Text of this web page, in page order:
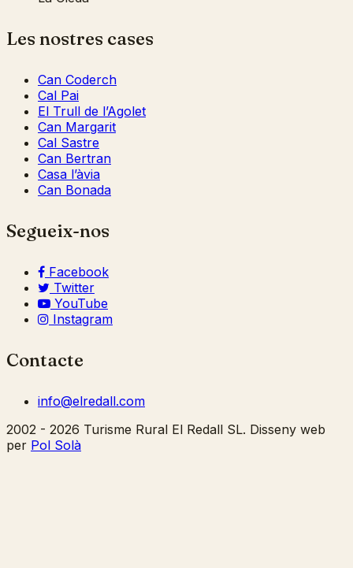
Les nostres cases
Can Coderch
Cal Pai
El Trull de l’Agolet
Can Margarit
Cal Sastre
Can Bertran
Casa l’àvia
Can Bonada
Segueix-nos
Facebook
Twitter
YouTube
Instagram
Contacte
info@elredall.com
2002 - 2026 Turisme Rural El Redall SL. Disseny web
per Pol Solà